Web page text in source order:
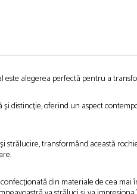
este alegerea perfectă pentru a
distincție, oferind un aspect
strălucire, transformând această
din materiale de cea